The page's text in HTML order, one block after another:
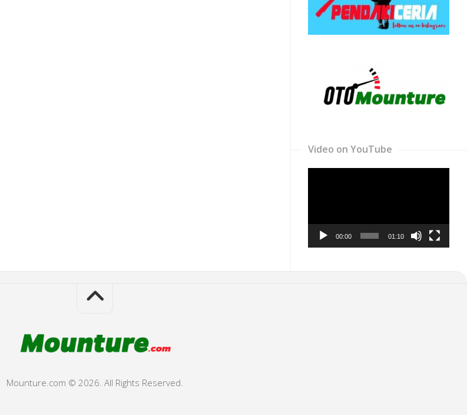
Video on YouTube
00:00 01:10
Mounture.com © 2026. All Rights Reserved.